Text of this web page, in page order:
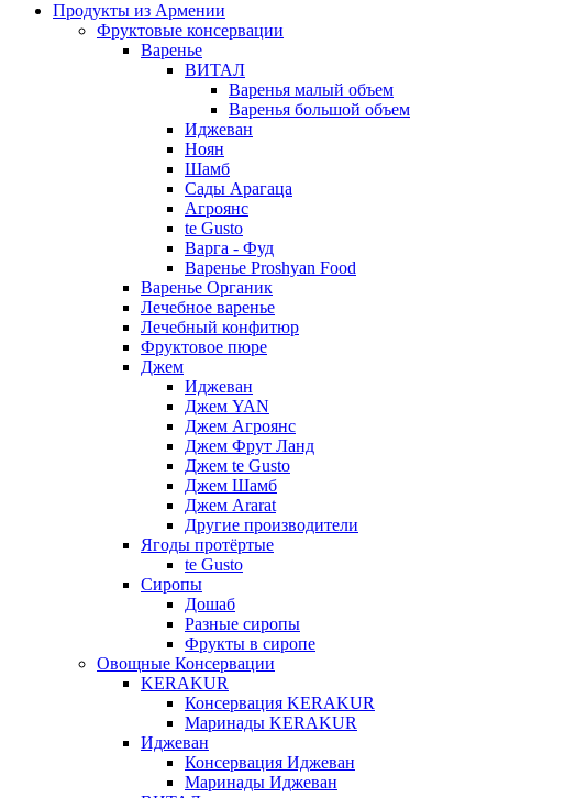
Продукты из Армении
Фруктовые консервации
Варенье
ВИТАЛ
Варенья малый объем
Варенья большой объем
Иджеван
Ноян
Шамб
Сады Арагаца
Агроянс
te Gusto
Варга - Фуд
Варенье Proshyan Food
Варенье Органик
Лечебное варенье
Лечебный конфитюр
Фруктовое пюре
Джем
Иджеван
Джем YAN
Джем Агроянс
Джем Фрут Ланд
Джем te Gusto
Джем Шамб
Джем Ararat
Другие производители
Ягоды протёртые
te Gusto
Сиропы
Дошаб
Разные сиропы
Фрукты в сиропе
Овощные Консервации
KERAKUR
Консервация KERAKUR
Маринады KERAKUR
Иджеван
Консервация Иджеван
Маринады Иджеван